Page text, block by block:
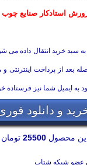
استادکار صنایع
به سبد خرید انتقال داده
بعد از پرداخت اینترنتی
به ایمیل شما نیز فرستاده
و دانلود
محصول 25500تومان